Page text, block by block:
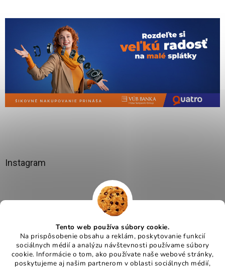
Tento web používa súbory cookie.
Na prispôsobenie obsahu a reklám, poskytovanie funkcií
sociálnych médií a analýzu návštevnosti používame súbory
cookie. Informácie o tom, ako používate naše webové stránky,
poskytujeme aj našim partnerom v oblasti sociálnych médií,
Instagram